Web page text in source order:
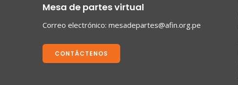
Mesa de partes virtual
Correo electrónico: mesadepartes@afin.org.pe
CONTÁCTENOS